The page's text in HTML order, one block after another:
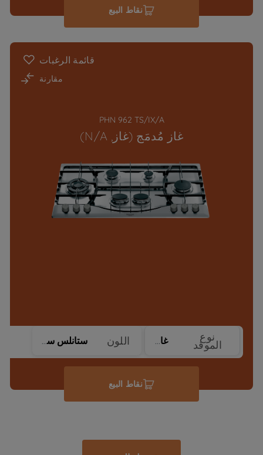
نقاط البيع
قائمة الرغبات
مقارنة
PHN 962 TS/IX/A
غاز مُدمَج (غاز, N/A)
نوع
الموقد غاز اللون ستانلس ستيل
نقاط البيع